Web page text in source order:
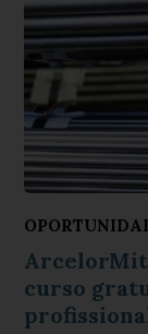
curso